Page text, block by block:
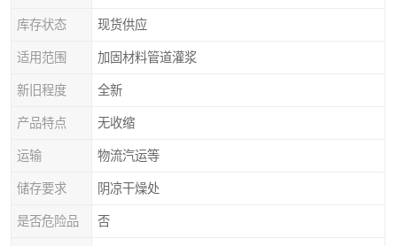
库存状态 现货供应
适用范围 加固材料管道灌浆
新旧程度 全新
产品特点 无收缩
运输 物流汽运等
储存要求 阴凉干燥处
是否危险品 否